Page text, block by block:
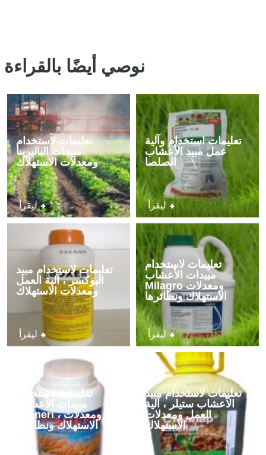
نوصي أيضًا بالقراءة
تعليمات لاستخدام
مبيدات الباليرينا
ومعدلات الاستهلاك
ليقرأ
تعليمات استخدام وآلية
عمل مبيد الأعشاب
الصلصا
ليقرأ
تعليمات لاستخدام مبيد
البوكسر ، آلية العمل
ومعدلات الاستهلاك
ليقرأ
تعليمات لاستخدام
مبيدات الأعشاب
Milagro ومعدلات
الاستهلاك ونظائرها
ليقرأ
تعليمات لاستخدام
مبيدات الأعشاب
Greneri ، ومعدلات
الاستهلاك ونظائرها
تعليمات لاستخدام مبيد
الأعشاب ستيلر ، آلية
العمل ومعدلات
الاستهلاك